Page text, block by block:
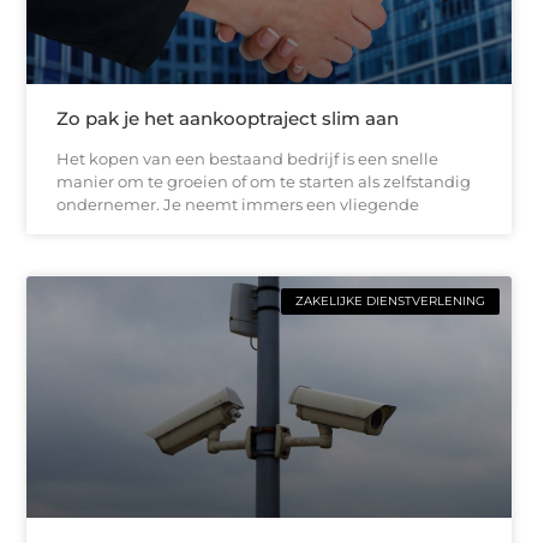
Zo pak je het aankooptraject slim aan
Het kopen van een bestaand bedrijf is een snelle
manier om te groeien of om te starten als zelfstandig
ondernemer. Je neemt immers een vliegende
ZAKELIJKE DIENSTVERLENING